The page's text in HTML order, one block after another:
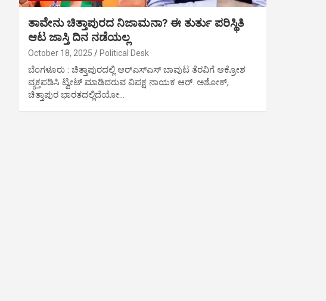
ತಾವೇನು ಚಿತ್ತಾಪುರದ ನಿಜಾಮನಾ? ಈ ತುರ್ತು ಪರಿಸ್ಥಿತಿ
ಆಟ ಜಾಸ್ತಿ ದಿನ ನಡೆಯಲ್ಲ
October 18, 2025 Political Desk
ಬೆಂಗಳೂರು : ಚಿತ್ತಾಪುರದಲ್ಲಿ ಆರ್​ಎಸ್​ಎಸ್​ ಬಾವುಟ ತೆರವಿಗೆ ಆಕ್ರೋಶ
ವ್ಯಕ್ತಪಡಿಸಿ ಟ್ವೀಟ್ ಮಾಡಿದರುವ ವಿಪಕ್ಷ ನಾಯಕ ಆರ್​. ಅಶೋಕ್​,
ಚಿತ್ತಾಪುರ ಭಾರತದಲ್ಲಿದೆಯೋ…